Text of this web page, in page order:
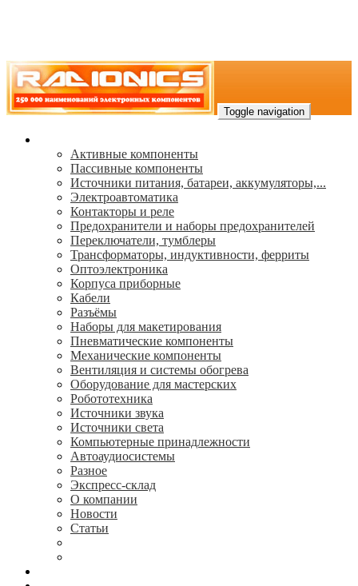
Toggle navigation
Активные компоненты
Пассивные компоненты
Источники питания, батареи, аккумуляторы,...
Электроавтоматика
Контакторы и реле
Предохранители и наборы предохранителей
Переключатели, тумблеры
Трансформаторы, индуктивности, ферриты
Oптоэлектроника
Корпуса приборные
Кабели
Разъёмы
Наборы для макетирования
Пневматические компоненты
Механические компоненты
Вентиляция и системы обогрева
Оборудование для мастерских
Робототехника
Источники звука
Источники света
Компьютерные принадлежности
Автоаудиосистемы
Разное
Экспресс-склад
О компании
Новости
Статьи